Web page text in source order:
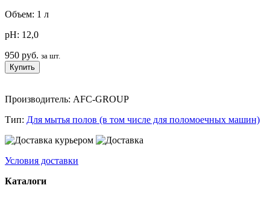
Объем: 1 л
pH: 12,0
950 руб. за шт.
Производитель: AFC-GROUP
Тип: Для мытья полов (в том числе для поломоечных машин)
Условия доставки
Каталоги